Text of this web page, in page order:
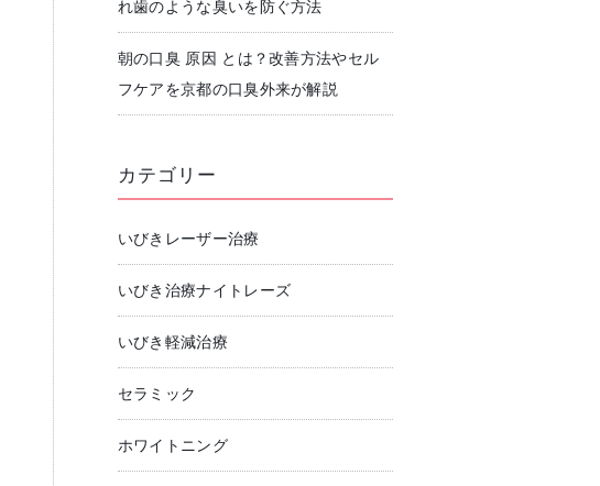
れ歯のような臭いを防ぐ方法
朝の口臭 原因 とは？改善方法やセル
フケアを京都の口臭外来が解説
カテゴリー
いびきレーザー治療
いびき治療ナイトレーズ
いびき軽減治療
セラミック
ホワイトニング